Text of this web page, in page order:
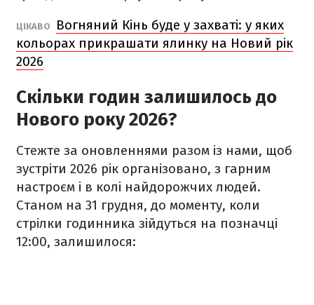
ЦІКАВО
Вогняний Кінь буде у захваті: у яких
кольорах прикрашати ялинку на Новий рік
2026
Скільки годин залишилось до
Нового року 2026?
Стежте за оновленнями разом із нами, щоб
зустріти 2026 рік організовано, з гарним
настроєм і в колі найдорожчих людей.
Станом на 31 грудня, до моменту, коли
стрілки годинника зійдуться на позначці
12:00, залишилося: